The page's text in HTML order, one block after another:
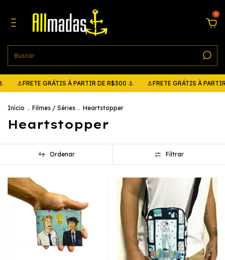
0
GRÁTIS À PARTIR DE R$300 ⚓ ⚓FRETE GRÁTIS À PARTIR DE
Início . Filmes / Séries . Heartstopper
Heartstopper
Ordenar Filtrar